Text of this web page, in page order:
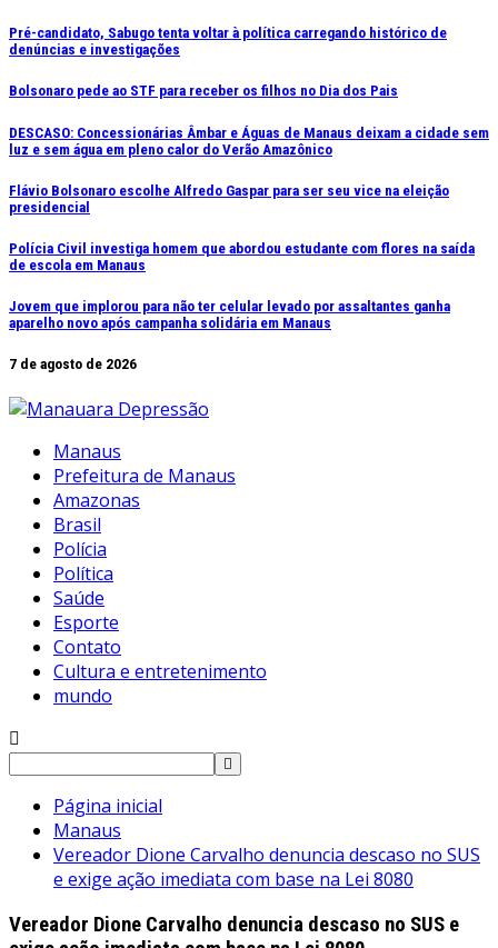
Ir
para
o
Pré-candidato, Sabugo tenta voltar à política carregando histórico de
denúncias e investigações
Bolsonaro pede ao STF para receber os filhos no Dia dos Pais
DESCASO: Concessionárias Âmbar e Águas de Manaus deixam a cidade sem
luz e sem água em pleno calor do Verão Amazônico
Flávio Bolsonaro escolhe Alfredo Gaspar para ser seu vice na eleição
presidencial
Polícia Civil investiga homem que abordou estudante com flores na saída
de escola em Manaus
Jovem que implorou para não ter celular levado por assaltantes ganha
aparelho novo após campanha solidária em Manaus
7 de agosto de 2026
Manaus
Prefeitura de Manaus
Amazonas
Brasil
Polícia
Política
Saúde
Esporte
Contato
Cultura e entretenimento
mundo
Pesquisar
Página inicial
Manaus
Vereador Dione Carvalho denuncia descaso no SUS
e exige ação imediata com base na Lei 8080
Vereador Dione Carvalho denuncia descaso no SUS e